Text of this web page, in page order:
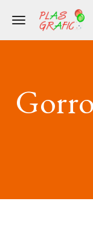
Toggle navigation